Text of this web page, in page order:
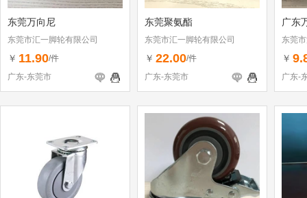
东莞万向尼
东莞市汇一脚轮有限公司
￥ 11.90/件
广东-东莞市
东莞聚氨酯
东莞市汇一脚轮有限公司
￥ 22.00/件
广东-东莞市
广东
东莞
￥
广东-